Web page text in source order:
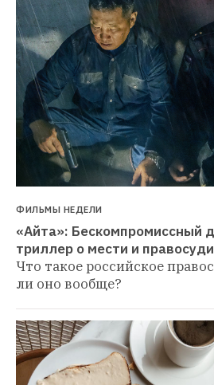
ФИЛЬМЫ НЕДЕЛИ
«Айта»: Бескомпромиссный
триллер о мести и
Что такое российское
ли оно вообще?